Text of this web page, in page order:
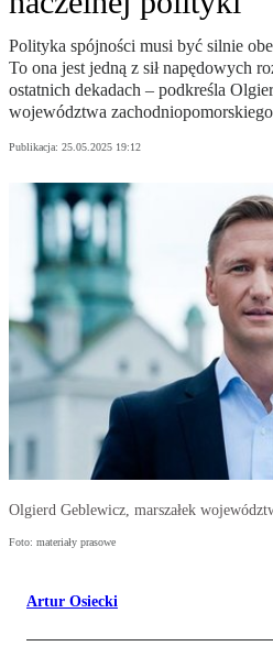
Polityka spójności musi być silnie
To ona jest jedną z sił napędowych
ostatnich dekadach – podkreśla
województwa
Publikacja: 25.05.2025 19:12
Olgierd Geblewicz, marszałek
Foto: materiały prasowe
Artur Osiecki